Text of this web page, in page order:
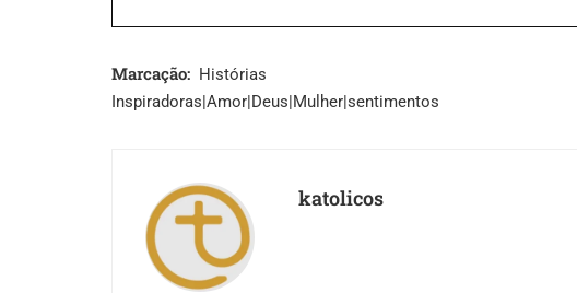
Marcação: Histórias
Inspiradoras|Amor|Deus|Mulher|sentimentos
katolicos